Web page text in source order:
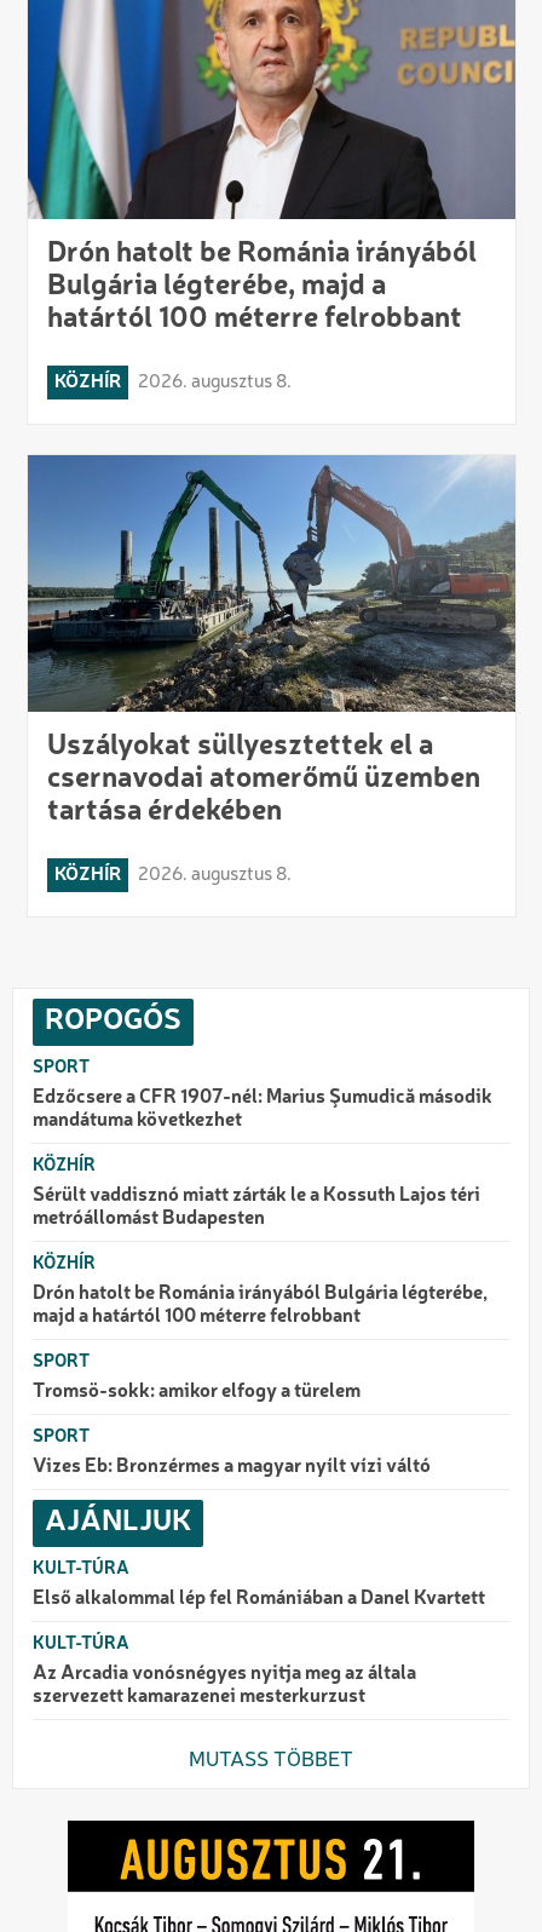
Drón hatolt be Románia irányából
Bulgária légterébe, majd a
határtól 100 méterre felrobbant
KÖZHÍR 2026. augusztus 8.
Uszályokat süllyesztettek el a
csernavodai atomerőmű üzemben
tartása érdekében
KÖZHÍR 2026. augusztus 8.
ROPOGÓS
SPORT
Edzőcsere a CFR 1907-nél: Marius Şumudică második
mandátuma következhet
KÖZHÍR
Sérült vaddisznó miatt zárták le a Kossuth Lajos téri
metróállomást Budapesten
KÖZHÍR
Drón hatolt be Románia irányából Bulgária légterébe,
majd a határtól 100 méterre felrobbant
SPORT
Tromsö-sokk: amikor elfogy a türelem
SPORT
Vizes Eb: Bronzérmes a magyar nyílt vízi váltó
AJÁNLJUK
KULT-TÚRA
Első alkalommal lép fel Romániában a Danel Kvartett
KULT-TÚRA
Az Arcadia vonósnégyes nyitja meg az általa
szervezett kamarazenei mesterkurzust
MUTASS TÖBBET